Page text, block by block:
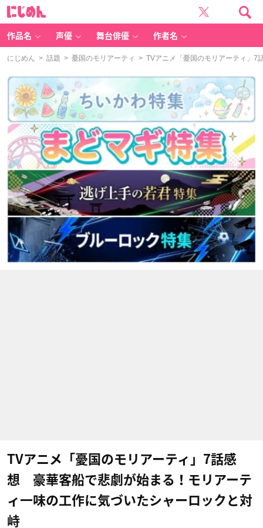
作品名 声優 舞台俳優 作者名
にじめん > 話題 > 憂国のモリアーティ > TVアニメ「憂国のモリアーティ」7
TVアニメ「憂国のモリアーティ」7話感
想 豪華客船で悲劇が始まる！モリアーテ
ィ一味の工作に気づいたシャーロックと対
峙